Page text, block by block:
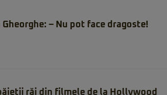
Gheorghe: – Nu pot face dragoste!
răi din filmele de la Hollywood